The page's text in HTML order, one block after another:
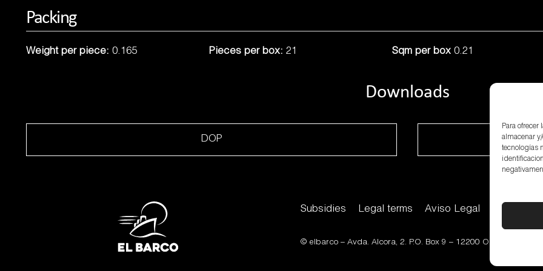
Para
almacenar
tecnologías
Packing
Weight per piece: 0.165 Pieces per box: 21 Sqm per box 0.21
Downloads
DOP
Subsidies Legal terms Aviso Legal
© elbarco –Avda. Alcora, 2. P.O. Box 9 – 12200 Onda